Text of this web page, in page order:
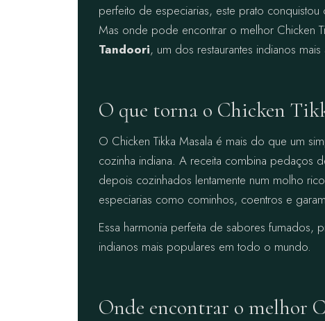
perfeito de especiarias, este prato
Mas onde pode encontrar o melhor Chicken
Tandoori, um dos restaurantes indianos
O que torna o Chicken
O Chicken Tikka Masala é mais do que um
cozinha indiana. A receita combina pedaços
depois cozinhados lentamente num molho
especiarias como cominhos, coentros e
Essa harmonia perfeita de sabores
indianos mais populares em todo o mundo.
Onde encontrar o melhor